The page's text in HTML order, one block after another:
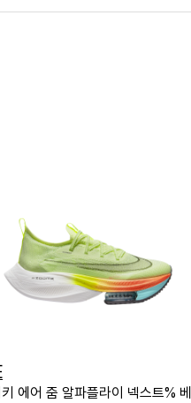
에어 줌 알파플라이 넥스트% 베